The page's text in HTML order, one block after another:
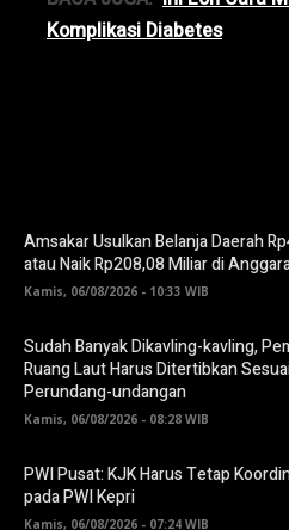
Komplikasi Diabetes
Amsakar Usulkan Belanja Daerah
atau Naik Rp208,08 Miliar di
Kamis, 06/08/2026 - 10:33 WIB
Sudah Banyak Dikavling-kavling,
Ruang Laut Harus Ditertibkan
Perundang-undangan
Kamis, 06/08/2026 - 08:28 WIB
PWI Pusat: KJK Harus Tetap
pada PWI Kepri
Kamis, 06/08/2026 - 07:24 WIB